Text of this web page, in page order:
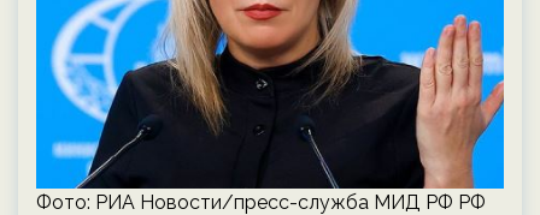
Фото: РИА Новости/пресс-служба МИД РФ РФ